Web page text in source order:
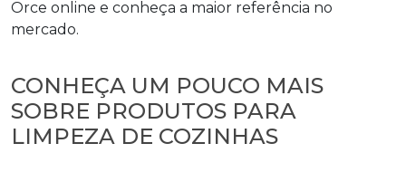
Orce online e conheça a maior referência no
mercado.
CONHEÇA UM POUCO MAIS
SOBRE PRODUTOS PARA
LIMPEZA DE COZINHAS